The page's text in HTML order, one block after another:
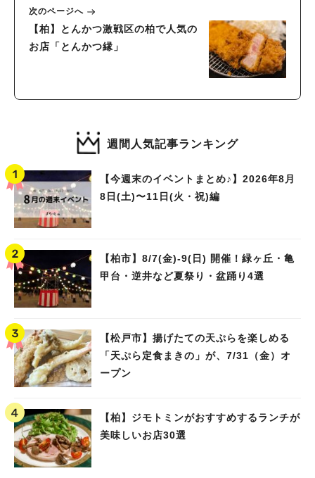
次のページへ
【柏】とんかつ激戦区の柏で人気の
お店「とんかつ縁」
週間人気記事ランキング
【今週末のイベントまとめ♪】2026年8月
8日(土)〜11日(火・祝)編
【柏市】8/7(金)‐9(日) 開催！緑ヶ丘・亀
甲台・逆井など夏祭り・盆踊り4選
【松戸市】揚げたての天ぷらを楽しめる
「天ぷら定食まきの」が、7/31（金）オ
ープン
【柏】ジモトミンがおすすめするランチが
美味しいお店30選